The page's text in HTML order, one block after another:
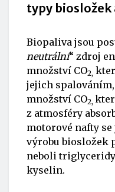
typy biosložek
Biopaliva jsou
neutrální“ zdroj
množství CO2,
jejich
množství CO2,
z atmosféry
motorové nafty
výrobu biosložek
neboli
kyselin.